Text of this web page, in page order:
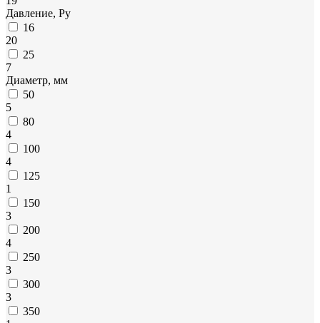
Давление, Ру
16
20
25
7
Диаметр, мм
50
5
80
4
100
4
125
1
150
3
200
4
250
3
300
3
350